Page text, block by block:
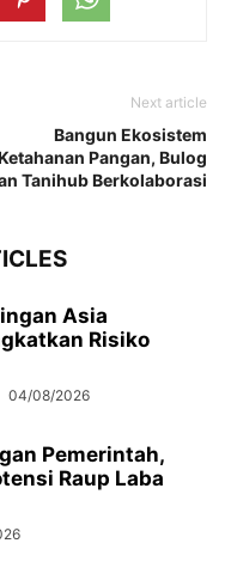
Next article
Bangun Ekosistem
Pangan, Bulog
Tanihub Berkolaborasi
Asia
Risiko
04/08/2026
Pemerintah,
Raup Laba